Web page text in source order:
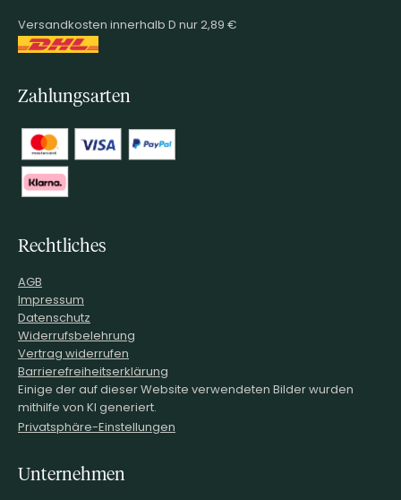
Versandkosten innerhalb D nur 2,89 €
Zahlungsarten
Rechtliches
AGB
Impressum
Datenschutz
Widerrufsbelehrung
Vertrag widerrufen
Barrierefreiheitserklärung
Einige der auf dieser Website verwendeten Bilder wurden
mithilfe von KI generiert.
Privatsphäre-Einstellungen
Unternehmen